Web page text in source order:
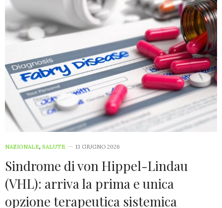
NAZIONALE, SALUTE 13 GIUGNO 2026
Sindrome di von Hippel-Lindau
(VHL): arriva la prima e unica
opzione terapeutica sistemica